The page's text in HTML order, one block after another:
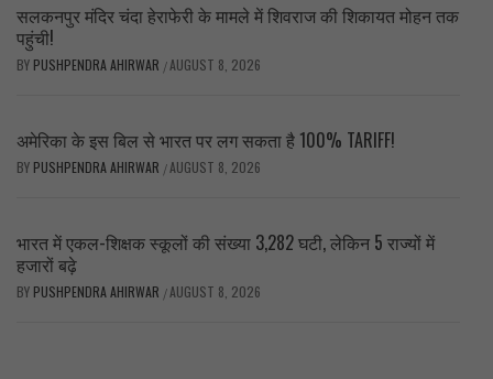
सलकनपुर मंदिर चंदा हेराफेरी के मामले में शिवराज की शिकायत मोहन तक
पहुंची!
BY PUSHPENDRA AHIRWAR /AUGUST 8, 2026
अमेरिका के इस बिल से भारत पर लग सकता है 100% TARIFF!
BY PUSHPENDRA AHIRWAR /AUGUST 8, 2026
भारत में एकल-शिक्षक स्कूलों की संख्या 3,282 घटी, लेकिन 5 राज्यों में
हजारों बढ़े
BY PUSHPENDRA AHIRWAR /AUGUST 8, 2026